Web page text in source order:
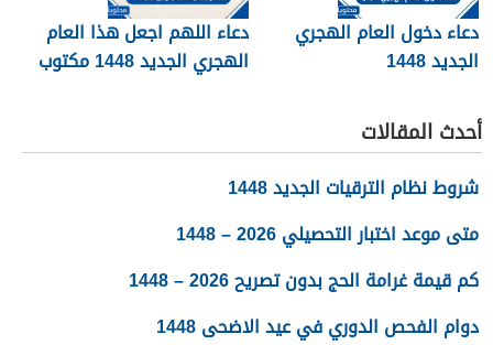
دعاء دخول العام الهجري
الجديد 1448
دعاء اللهم اجعل هذا العام
الهجري الجديد 1448 مكتوب
أحدث المقالات
شروط نظام الترقيات الجديد 1448
متى موعد اختبار التحصيلي 2026 – 1448
كم قيمة غرامة الحج بدون تصريح 2026 – 1448
دوام الفحص الدوري في عيد الاضحى 1448